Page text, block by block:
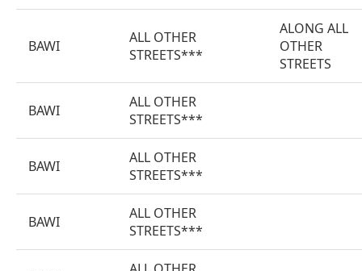
BAWI
ALL OTHER
STREETS***
ALONG ALL
OTHER
STREETS
BAWI
ALL OTHER
STREETS***
BAWI
ALL OTHER
STREETS***
BAWI
ALL OTHER
STREETS***